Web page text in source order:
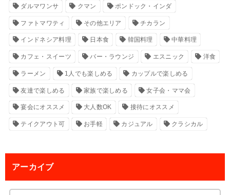
ダルマワンサ クマン ポンドック・インダ
ファトマワティ その他エリア チカラン
インドネシア料理 日本食 韓国料理 中華料理
カフェ・スイーツ バー・ラウンジ エスニック 洋食
ラーメン 1人でも楽しめる カップルで楽しめる
友達で楽しめる 家族で楽しめる 女子会・ママ会
宴会にオススメ 大人数OK 接待にオススメ
テイクアウト可 お手軽 カジュアル クラシカル
アーカイブ